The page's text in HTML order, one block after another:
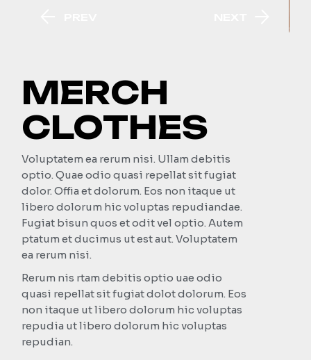
MERCH
CLOTHES
Voluptatem ea rerum nisi. Ullam debitis
optio. Quae odio quasi repellat sit fugiat
dolor. Offia et dolorum. Eos non itaque ut
libero dolorum hic voluptas repudiandae.
Fugiat bisun quos et odit vel optio. Autem
ptatum et ducimus ut est aut. Voluptatem
ea rerum nisi.
Rerum nis rtam debitis optio uae odio
quasi repellat sit fugiat dolot dolorum. Eos
non itaque ut libero dolorum hic voluptas
repudia ut libero dolorum hic voluptas
repudian.